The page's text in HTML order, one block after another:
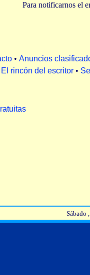
Para notificarnos el
• Anuncios
El rincón del escritor •
Sábado